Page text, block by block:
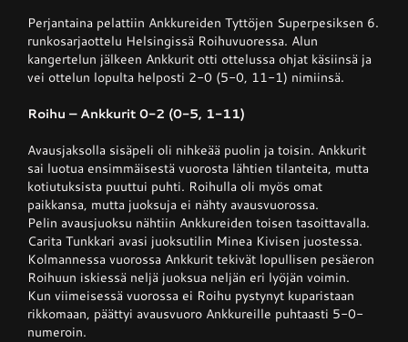
Junnupesis
Fanituotteet
Palvelut
Info
Yhteystiedot
Perjantaina pelattiin Ankkureiden Tyttöjen Superpesiksen 6.
runkosarjaottelu Helsingissä Roihuvuoressa. Alun
kangertelun jälkeen Ankkurit otti ottelussa ohjat käsiinsä ja
vei ottelun lopulta helposti 2-0 (5-0, 11-1) nimiinsä.
Roihu – Ankkurit 0-2 (0-5, 1-11)
Avausjaksolla sisäpeli oli nihkeää puolin ja toisin. Ankkurit
sai luotua ensimmäisestä vuorosta lähtien tilanteita, mutta
kotiutuksista puuttui puhti. Roihulla oli myös omat
paikkansa, mutta juoksuja ei nähty avausvuorossa.
Pelin avausjuoksu nähtiin Ankkureiden toisen tasoittavalla.
Carita Tunkkari avasi juoksutilin Minea Kivisen juostessa.
Kolmannessa vuorossa Ankkurit tekivät lopullisen pesäeron
Roihuun iskiessä neljä juoksua neljän eri lyöjän voimin.
Kun viimeisessä vuorossa ei Roihu pystynyt kuparistaan
rikkomaan, päättyi avausvuoro Ankkureille puhtaasti 5-0-
numeroin.